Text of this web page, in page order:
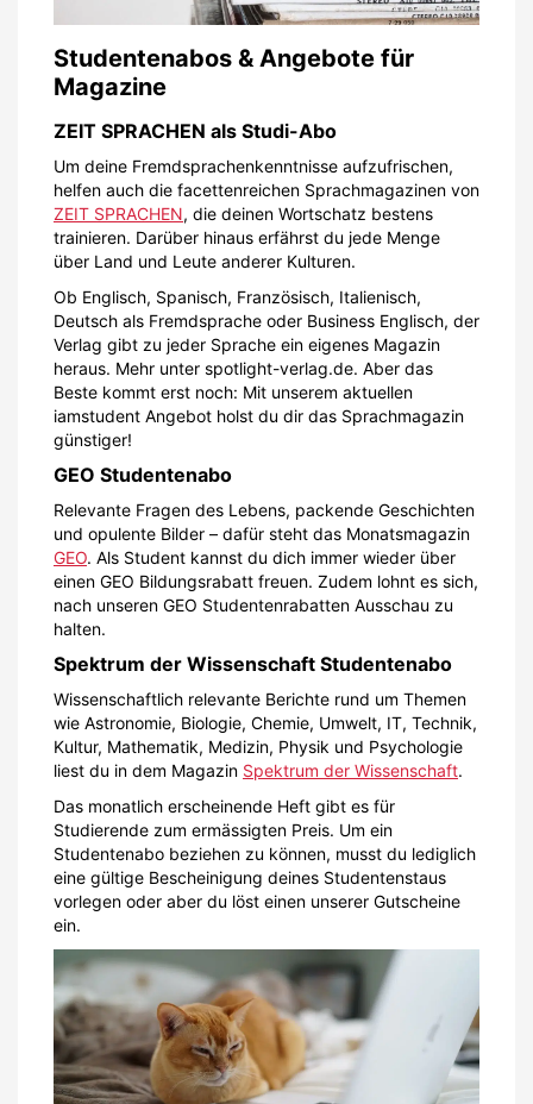
Studentenabos & Angebote für
Magazine
ZEIT SPRACHEN als Studi-Abo
Um deine Fremdsprachenkenntnisse aufzufrischen,
helfen auch die facettenreichen Sprachmagazinen von
ZEIT SPRACHEN, die deinen Wortschatz bestens
trainieren. Darüber hinaus erfährst du jede Menge
über Land und Leute anderer Kulturen.
Ob Englisch, Spanisch, Französisch, Italienisch,
Deutsch als Fremdsprache oder Business Englisch, der
Verlag gibt zu jeder Sprache ein eigenes Magazin
heraus. Mehr unter spotlight-verlag.de. Aber das
Beste kommt erst noch: Mit unserem aktuellen
iamstudent Angebot holst du dir das Sprachmagazin
günstiger!
GEO Studentenabo
Relevante Fragen des Lebens, packende Geschichten
und opulente Bilder – dafür steht das Monatsmagazin
GEO. Als Student kannst du dich immer wieder über
einen GEO Bildungsrabatt freuen. Zudem lohnt es sich,
nach unseren GEO Studentenrabatten Ausschau zu
halten.
Spektrum der Wissenschaft Studentenabo
Wissenschaftlich relevante Berichte rund um Themen
wie Astronomie, Biologie, Chemie, Umwelt, IT, Technik,
Kultur, Mathematik, Medizin, Physik und Psychologie
liest du in dem Magazin Spektrum der Wissenschaft.
Das monatlich erscheinende Heft gibt es für
Studierende zum ermässigten Preis. Um ein
Studentenabo beziehen zu können, musst du lediglich
eine gültige Bescheinigung deines Studentenstaus
vorlegen oder aber du löst einen unserer Gutscheine
ein.